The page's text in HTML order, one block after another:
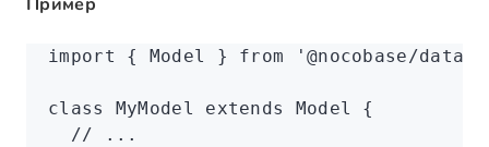
import { Model } from '@nocobase/
class MyModel extends Model
{
  // ...